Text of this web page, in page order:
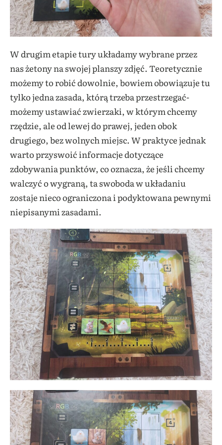
W drugim etapie tury układamy wybrane przez
nas żetony na swojej planszy zdjęć. Teoretycznie
możemy to robić dowolnie, bowiem obowiązuje tu
tylko jedna zasada, którą trzeba przestrzegać-
możemy ustawiać zwierzaki, w którym chcemy
rzędzie, ale od lewej do prawej, jeden obok
drugiego, bez wolnych miejsc. W praktyce jednak
warto przyswoić informacje dotyczące
zdobywania punktów, co oznacza, że jeśli chcemy
walczyć o wygraną, ta swoboda w układaniu
zostaje nieco ograniczona i podyktowana pewnymi
niepisanymi zasadami.